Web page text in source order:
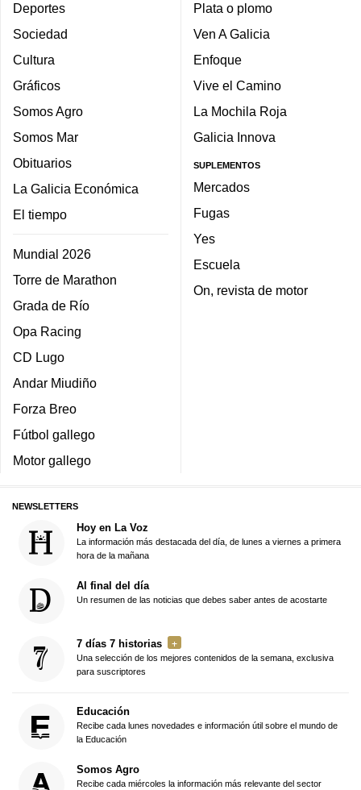
Deportes
Sociedad
Cultura
Gráficos
Somos Agro
Somos Mar
Obituarios
La Galicia Económica
El tiempo
Mundial 2026
Torre de Marathon
Grada de Río
Opa Racing
CD Lugo
Andar Miudiño
Forza Breo
Fútbol gallego
Motor gallego
Plata o plomo
Ven A Galicia
Enfoque
Vive el Camino
La Mochila Roja
Galicia Innova
SUPLEMENTOS
Mercados
Fugas
Yes
Escuela
On, revista de motor
NEWSLETTERS
Hoy en La Voz
La información más destacada del día, de lunes a viernes a primera
hora de la mañana
Al final del día
Un resumen de las noticias que debes saber antes de acostarte
7 días 7 historias
Una selección de los mejores contenidos de la semana, exclusiva
para suscriptores
Educación
Recibe cada lunes novedades e información útil sobre el mundo de
la Educación
Somos Agro
Recibe cada miércoles la información más relevante del sector